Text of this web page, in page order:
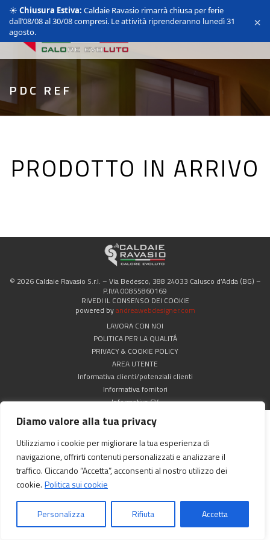
Diamo valore alla tua privacy
Utilizziamo i cookie per migliorare la tua esperienza di
navigazione, offrirti contenuti personalizzati e analizzare il
traffico. Cliccando “Accetta”, acconsenti al nostro utilizzo dei
cookie. Politica sui cookie
Personalizza Rifiuta Accetta
PDC REF
PRODOTTO IN ARRIVO
© 2026 Caldaie Ravasio S.r.l. – Via Bedesco, 388 24033 Calusco d’Adda (BG) –
P.IVA 00855860169
RIVEDI IL CONSENSO DEI COOKIE
powered byandreawebdesigner.com
LAVORA CON NOI
POLITICA PER LA QUALITÁ
PRIVACY & COOKIE POLICY
AREA UTENTE
Informativa clienti/potenziali clienti
Informativa fornitori
Informativa CV
☀️ Chiusura Estiva: Caldaie Ravasio rimarrà chiusa per ferie
dall’08/08 al 30/08 compresi. Le attività riprenderanno lunedì 31
agosto.
×